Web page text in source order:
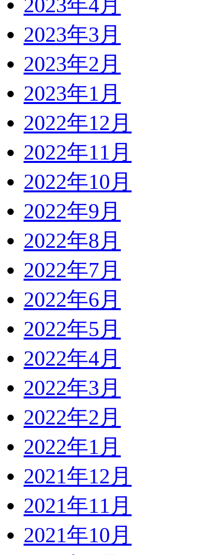
2023年4月
2023年3月
2023年2月
2023年1月
2022年12月
2022年11月
2022年10月
2022年9月
2022年8月
2022年7月
2022年6月
2022年5月
2022年4月
2022年3月
2022年2月
2022年1月
2021年12月
2021年11月
2021年10月